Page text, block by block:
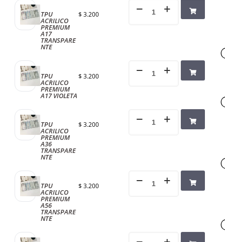
TPU
ACRILICO
PREMIUM
A17
TRANSPARE
NTE
$ 3.200
TPU
ACRILICO
PREMIUM
A17 VIOLETA
$ 3.200
TPU
ACRILICO
PREMIUM
A36
TRANSPARE
NTE
$ 3.200
TPU
ACRILICO
PREMIUM
A56
TRANSPARE
NTE
$ 3.200